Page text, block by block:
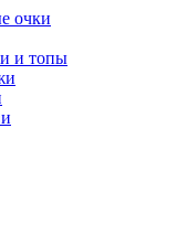
очки
и топы